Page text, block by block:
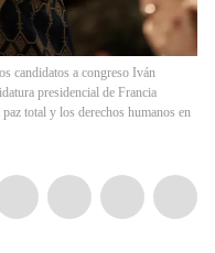
candidatos a congreso Iván
presidencial de Francia
total y los derechos humanos en